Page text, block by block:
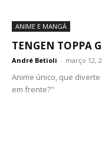
ANIME E MANGÁ
TENGEN TOPPA
André Betioli - março 12,
Anime único, que
em frente?"